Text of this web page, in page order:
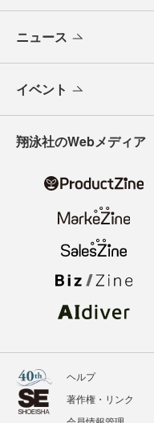
ニュース
イベント
翔泳社のWebメディア
ヘルプ
著作権・リンク